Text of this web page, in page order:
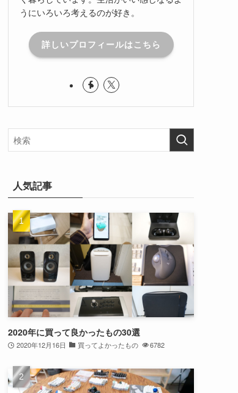
うにいろいろ考えるのが好き。
詳しいプロフィールはこちら
人気記事
2020年に買って良かったもの30選
2020年12月16日 買ってよかったもの 6782